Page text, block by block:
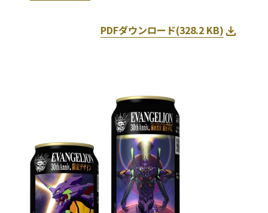
PDFダウンロード(328.2 KB)